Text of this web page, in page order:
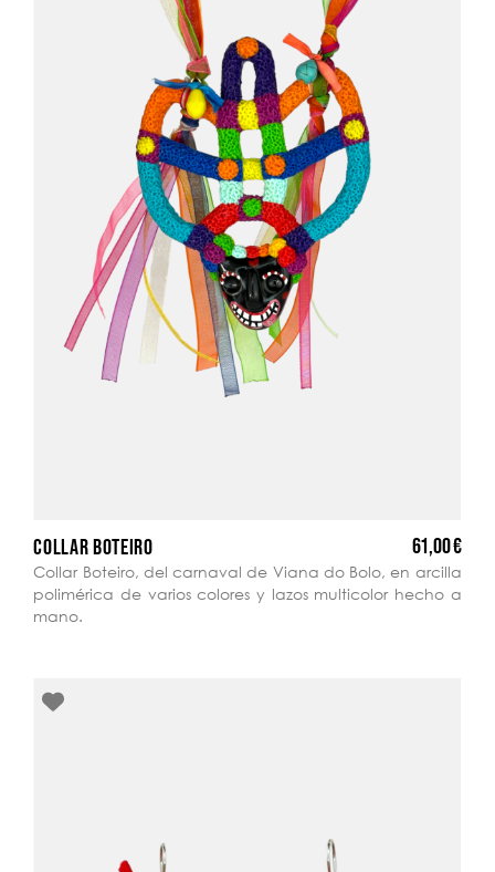
COLLAR BOTEIRO 61,00 €
Collar Boteiro, del carnaval de Viana do Bolo, en arcilla
polimérica de varios colores y lazos multicolor hecho a
mano.